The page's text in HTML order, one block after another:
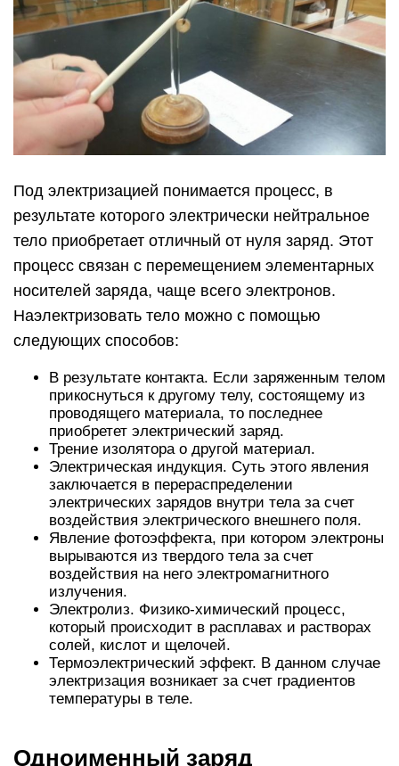
Под электризацией понимается процесс, в
результате которого электрически нейтральное
тело приобретает отличный от нуля заряд. Этот
процесс связан с перемещением элементарных
носителей заряда, чаще всего электронов.
Наэлектризовать тело можно с помощью
следующих способов:
В результате контакта. Если заряженным телом
прикоснуться к другому телу, состоящему из
проводящего материала, то последнее
приобретет электрический заряд.
Трение изолятора о другой материал.
Электрическая индукция. Суть этого явления
заключается в перераспределении
электрических зарядов внутри тела за счет
воздействия электрического внешнего поля.
Явление фотоэффекта, при котором электроны
вырываются из твердого тела за счет
воздействия на него электромагнитного
излучения.
Электролиз. Физико-химический процесс,
который происходит в расплавах и растворах
солей, кислот и щелочей.
Термоэлектрический эффект. В данном случае
электризация возникает за счет градиентов
температуры в теле.
Одноименный заряд